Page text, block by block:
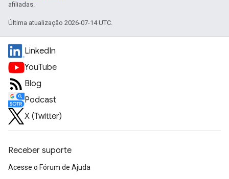
afiliadas.
Última atualização 2026-07-14 UTC.
LinkedIn
YouTube
Blog
Podcast
X (Twitter)
Receber suporte
Acesse o Fórum de Ajuda